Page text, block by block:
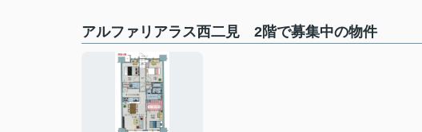
アルファリアラス西二見 2階で募集中の物件